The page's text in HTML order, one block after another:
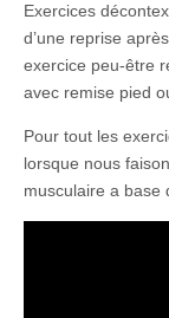
Exercices
d’une reprise
exercice peu-être
avec remise pied
Pour tout les
lorsque nous
musculaire a base